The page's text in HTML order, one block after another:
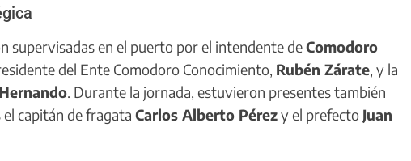
supervisadas en el puerto por el intendente deComodoro
del Ente Comodoro Conocimiento, Rubén Zárate, y la
. Durante la jornada, estuvieron presentes también
capitán de fragata Carlos Alberto Pérezy el prefecto Juan